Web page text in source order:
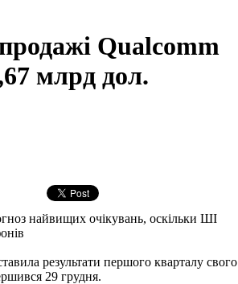
Qualcomm
млрд дол.
найвищих очікувань, оскільки ШІ
результати першого кварталу свого
29 грудня.